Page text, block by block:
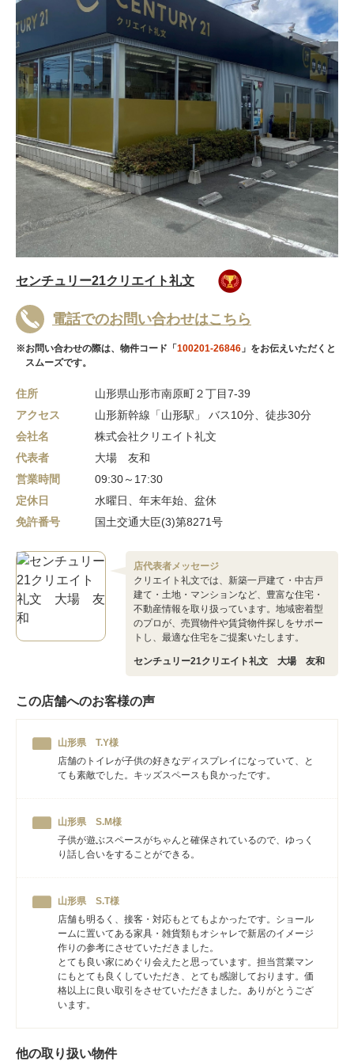
センチュリー21クリエイト礼文
電話でのお問い合わせはこちら
※お問い合わせの際は、物件コード「100201-26846 」をお伝えいただくと
スムーズです。
住所
山形県山形市南原町２丁目7-39
アクセス
山形新幹線「山形駅」 バス10分、徒歩30分
会社名
株式会社クリエイト礼文
代表者
大場 友和
営業時間
09:30～17:30
定休日
水曜日、年末年始、盆休
免許番号
国土交通大臣(3)第8271号
店代表者メッセージ
クリエイト礼文では、新築一戸建て・中古戸
建て・土地・マンションなど、豊富な住宅・
不動産情報を取り扱っています。地域密着型
のプロが、売買物件や賃貸物件探しをサポー
トし、最適な住宅をご提案いたします。
センチュリー21クリエイト礼文 大場 友和
この店舗へのお客様の声
山形県 T.Y様
店舗のトイレが子供の好きなディスプレイになっていて、と
ても素敵でした。キッズスペースも良かったです。
山形県 S.M様
子供が遊ぶスペースがちゃんと確保されているので、ゆっく
り話し合いをすることができる。
山形県 S.T様
店舗も明るく、接客・対応もとてもよかったです。ショール
ームに置いてある家具・雑貨類もオシャレで新居のイメージ
作りの参考にさせていただきました。
とても良い家にめぐり会えたと思っています。担当営業マン
にもとても良くしていただき、とても感謝しております。価
格以上に良い取引をさせていただきました。ありがとうござ
います。
他の取り扱い物件